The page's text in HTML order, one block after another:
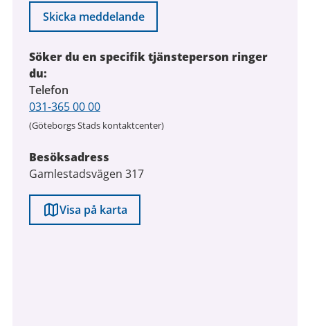
Skicka meddelande
Söker du en specifik tjänsteperson ringer
du:
Telefon
031-365 00 00
(Göteborgs Stads kontaktcenter)
Besöksadress
Gamlestadsvägen 317
Visa på karta